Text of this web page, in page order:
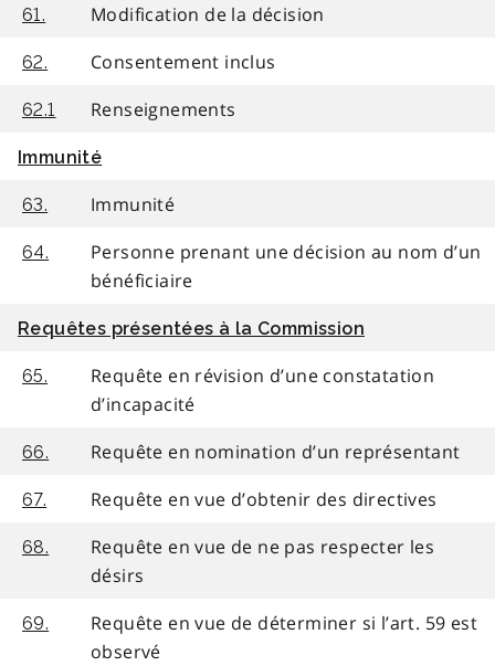
61. Modification de la décision
62. Consentement inclus
62.1 Renseignements
Immunité
63. Immunité
64.
Personne prenant une décision au nom d’un
bénéficiaire
Requêtes présentées à la Commission
65.
Requête en révision d’une constatation
d’incapacité
66. Requête en nomination d’un représentant
67. Requête en vue d’obtenir des directives
68.
Requête en vue de ne pas respecter les
désirs
69.
Requête en vue de déterminer si l’art. 59 est
observé